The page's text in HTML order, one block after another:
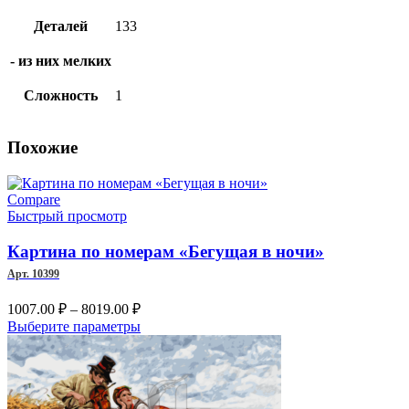
Деталей 133
- из них мелких
Сложность 1
Похожие
Compare
Быстрый просмотр
Картина по номерам «Бегущая в ночи»
Арт. 10399
1007.00 ₽ – 8019.00 ₽Диапазон
цен:
1007.00 ₽
–
8019.00 ₽
Выберите параметрыЭтот
товар
имеет
несколько
вариаций.